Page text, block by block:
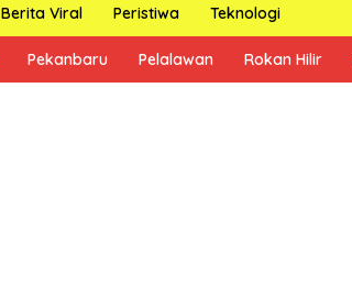
Berita Viral Peristiwa Teknologi
Pekanbaru Pelalawan Rokan Hilir